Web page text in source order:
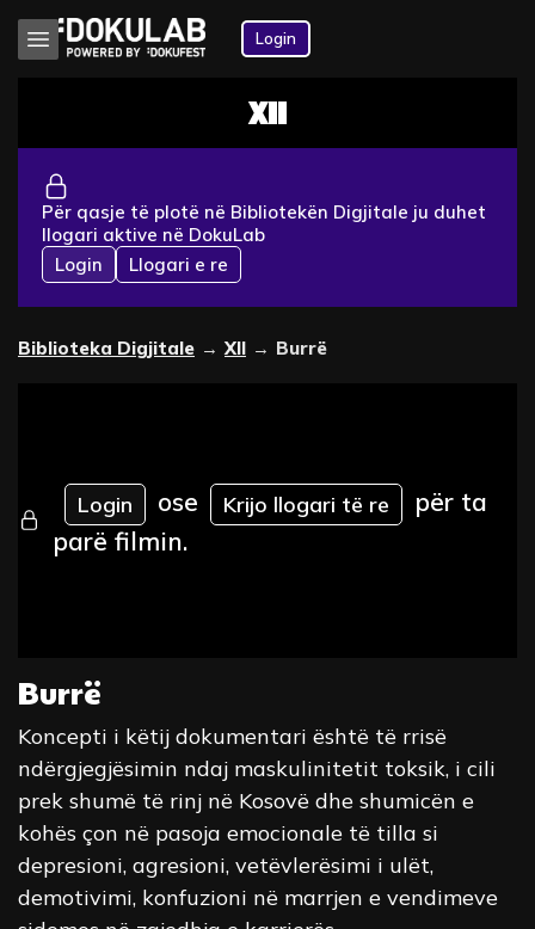
Login
XII
Për qasje të plotë në Bibliotekën Digjitale ju duhet
llogari aktive në DokuLab
Login
Llogari e re
Biblioteka Digjitale → XII → Burrë
Login ose Krijo llogari të re
për ta
parë filmin.
Burrë
Koncepti i këtij dokumentari është të rrisë
ndërgjegjësimin ndaj maskulinitetit toksik, i cili
prek shumë të rinj në Kosovë dhe shumicën e
kohës çon në pasoja emocionale të tilla si
depresioni, agresioni, vetëvlerësimi i ulët,
demotivimi, konfuzioni në marrjen e vendimeve